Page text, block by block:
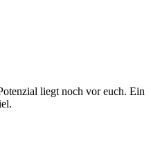
liegt noch vor euch. Ein